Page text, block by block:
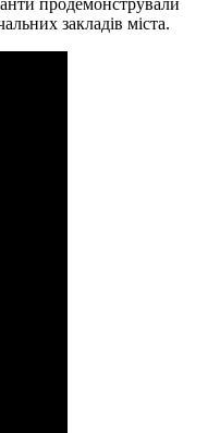
закладів міста.